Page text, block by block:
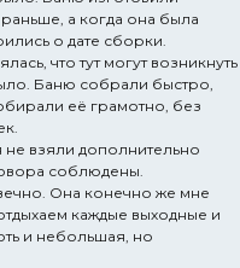
а когда она была
о дате сборки.
что тут могут возникнуть
Баню собрали быстро,
её грамотно, без
взяли дополнительно
соблюдены.
Она конечно же мне
каждые выходные и
и небольшая, но